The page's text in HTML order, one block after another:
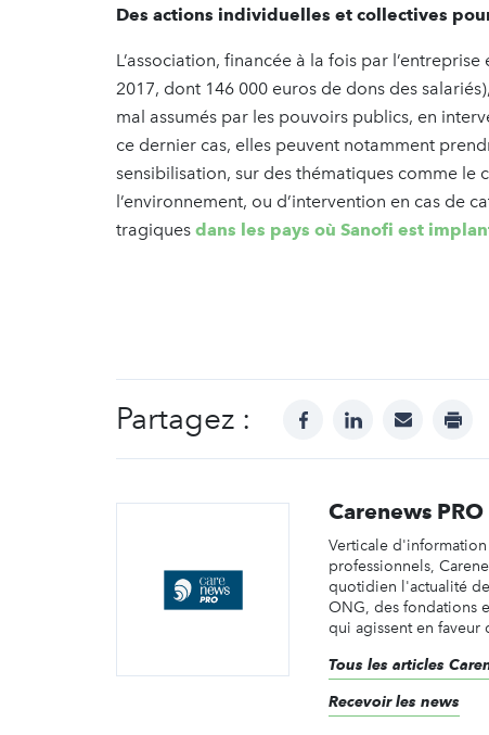
Des actions individuelles et collectives
L’association, financée à la fois par
2017, dont 146 000 euros de dons des
mal assumés par les pouvoirs publics, en
ce dernier cas, elles peuvent notamment
sensibilisation, sur des thématiques comme
l’environnement, ou d’intervention en cas de
tragiques dans les pays où Sanofi est
Partagez : facebooklinkedinmail print
Carenews PRO
Verticale
professionnels,
quotidien l'actualité
ONG, des fondations
qui agissent en
Tous les articles
Recevoir les news